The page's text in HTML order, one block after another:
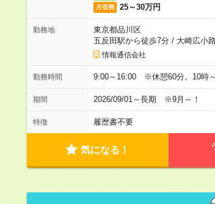
月収例 25～30万円
勤務地
東京都品川区
五反田駅から徒歩7分/ 大崎広小
情報通信会社
勤務時間 9:00～16:00 ※休憩60分。10時～
期間 2026/09/01～長期 ※9月～！
特徴 履歴書不要
気になる！